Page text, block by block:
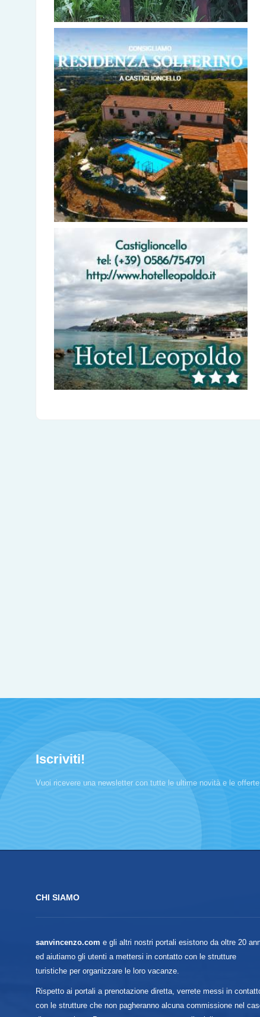
Iscriviti!
Vuoi ricevere una newsletter con tutte le ultime novità e le
CHI SIAMO
sanvincenzo.com e gli altri nostri portali esistono da oltre 20
ed aiutiamo gli utenti a mettersi in contatto con le strutture
turistiche per organizzare le loro vacanze.
Rispetto ai portali a prenotazione diretta, verrete messi in
con le strutture che non pagheranno alcuna commissione nel